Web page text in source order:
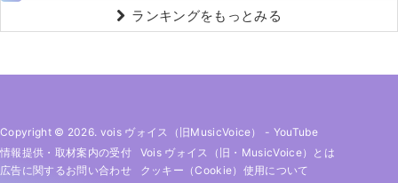
ランキングをもっとみる
Copyright © 2026. vois ヴォイス（旧MusicVoice） - YouTube
情報提供・取材案内の受付
Vois ヴォイス（旧・MusicVoice）とは
広告に関するお問い合わせ
クッキー（cookie）使用について